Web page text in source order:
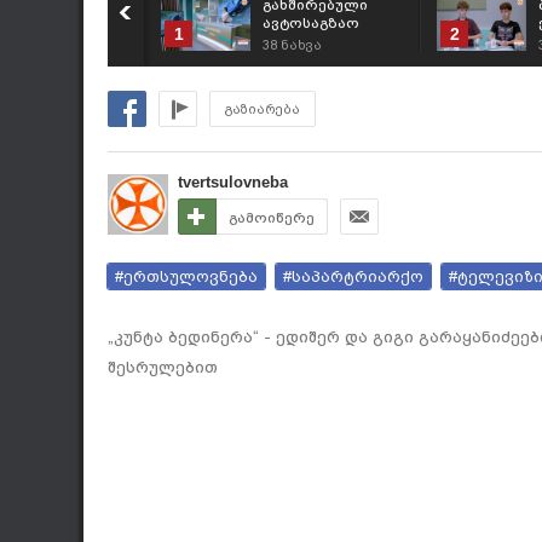
1
გახშირებული
ავტოსაგზაო
შემთხვევებისა და
შესახებ
38 ნახვა
2
გაზიარება
tvertsulovneba
გამოიწერე
#ერთსულოვნება #საპარტრიარქო
„კუნტა ბედინერა“ - ედიშერ და გიგი
შესრულებით